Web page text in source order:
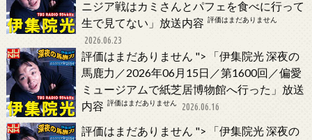
ニジア戦はカミさんとパフェを食べに行って
生で見てない」放送内容 評価はまだありません
2026.06.23
評価はまだありません ">
「伊集院光 深夜の
馬鹿力／2026年06月15日／第1600回／偏愛
ミュージアムで紙芝居博物館へ行った」放送
内容 評価はまだありません 2026.06.16
評価はまだありません ">
「伊集院光 深夜の